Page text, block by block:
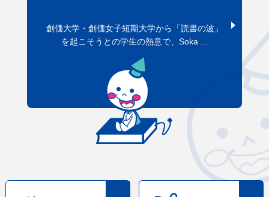
創価大学・創価女子短期大学から「読書の波」
を起こそうとの学生の熱意で、Soka ...